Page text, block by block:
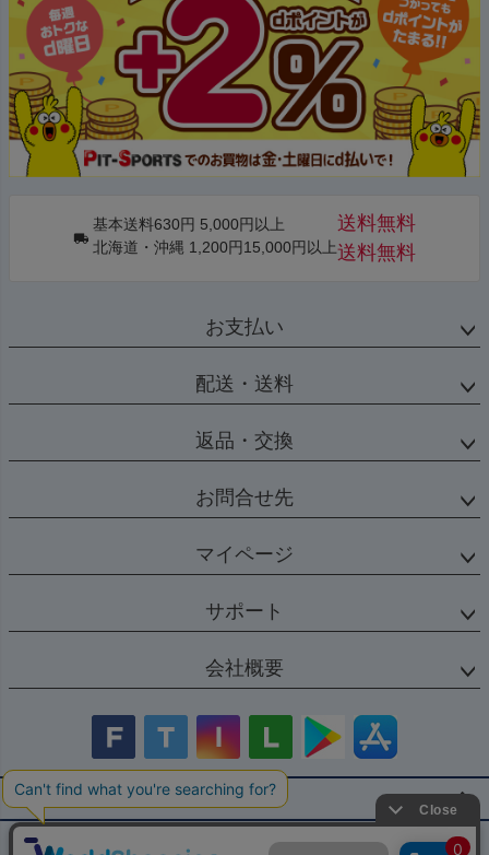
基本送料630円 5,000円以上
北海道・沖縄 1,200円15,000円以上
送料無料
送料無料
お支払い
配送・送料
返品・交換
お問合せ先
マイページ
サポート
会社概要
店舗紹介・お問い合わせ
特定商取引法に基づく表示